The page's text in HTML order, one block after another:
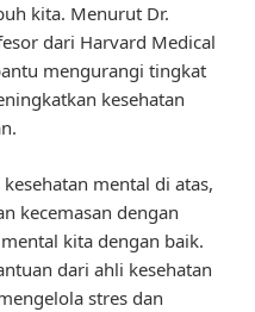
kita. Menurut Dr.
dari Harvard Medical
mengurangi tingkat
kesehatan
mental di atas,
kecemasan dengan
kita dengan baik.
dari ahli kesehatan
stres dan